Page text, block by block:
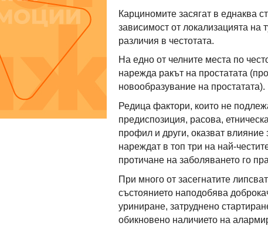
Карциномите засягат в еднаква
зависимост от локализацията на
различия в честотата.
На едно от челните места по
нарежда ракът на простатата
новообразувание на простатата).
Редица фактори, които не
предиспозиция, расова,
профил и други, оказват влияние
нареждат в топ три на най-
протичане на заболяването го
При много от засегнатите
състоянието наподобява
уриниране, затруднено
обикновено наличието на